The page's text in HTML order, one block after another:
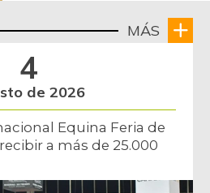
MÁS
4
de 2026
Equina Feria de
a más de 25.000